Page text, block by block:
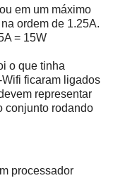
em um máximo
ordem de 1.25A.
= 15W
o que tinha
ficaram ligados
representar
conjunto rodando
processador